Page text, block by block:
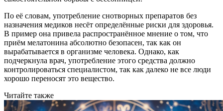
По её словам, употребление снотворных препаратов без
назначения медиков несёт определённые риски для здоровья.
В пример она привела распространённое мнение о том, что
приём мелатонина абсолютно безопасен, так как он
вырабатывается в организме человека. Однако, как
подчеркнула врач, употребление этого средства должно
контролироваться специалистом, так как далеко не все люди
хорошо переносят это вещество.
Читайте также